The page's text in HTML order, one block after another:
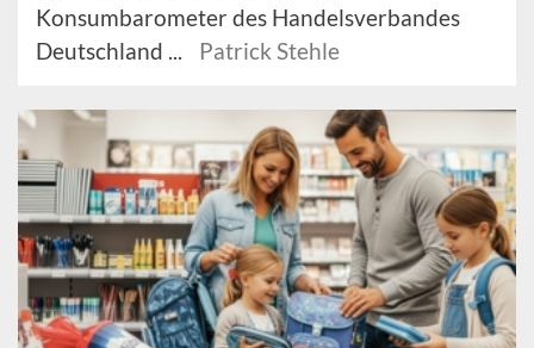
Konsumbarometer des Handelsverbandes
Deutschland ...
Patrick Stehle